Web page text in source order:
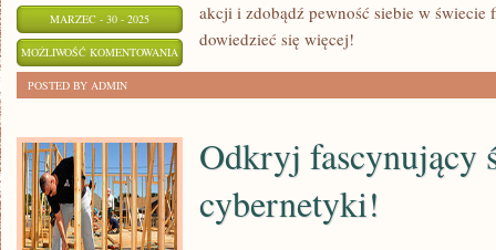
MARZEC - 30 - 2025
MOŻLIWOŚĆ KOMENTOWANIA
W
AKCJE:
ZOSTAŁA WYŁĄCZONA
akcji i zdobądź pewność siebie w świecie
dowiedzieć się więcej!
POSTED BY ADMIN
Odkryj fascynujący
cybernetyki!